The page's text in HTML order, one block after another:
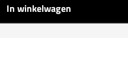
In winkelwagen